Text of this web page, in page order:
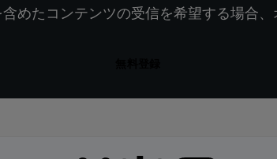
めたコンテンツの受信を希望する場合